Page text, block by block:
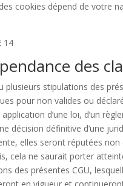
cookies dépend de votre
14
des
plusieurs stipulations des
pour non valides ou
d’une loi, d’un
décision définitive d’une
elles seront réputées non
cela ne saurait porter
des présentes CGU,